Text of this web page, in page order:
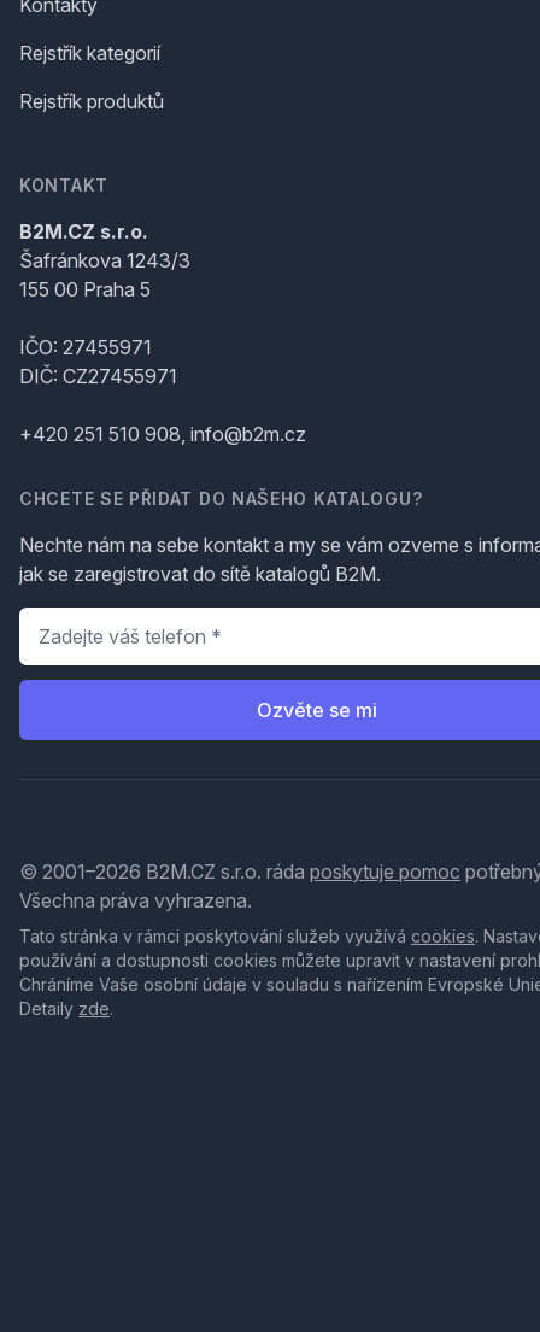
Kontakty
Rejstřík kategorií
Rejstřík produktů
KONTAKT
B2M.CZ s.r.o.
Šafránkova 1243/3
155 00 Praha 5
IČO: 27455971
DIČ: CZ27455971
+420 251 510 908, info@b2m.cz
CHCETE SE PŘIDAT DO NAŠEHO KATALOGU?
Nechte nám na sebe kontakt a my se vám ozveme s
jak se zaregistrovat do sítě katalogů B2M.
Telefon
Ozvěte se mi
© 2001–2026 B2M.CZ s.r.o. ráda poskytuje pomoc
Všechna práva vyhrazena.
Tato stránka v rámci poskytování služeb využívá cookies.
používání a dostupnosti cookies můžete upravit v nastavení
Chráníme Vaše osobní údaje v souladu s nařízením Evropské
Detaily zde.